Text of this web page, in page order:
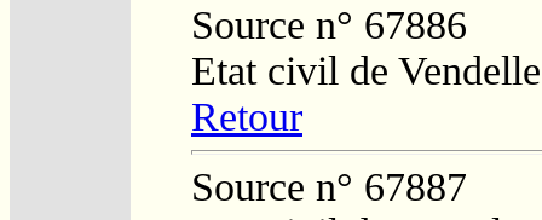
Source n° 67886
Etat civil de
Retour
Source n° 67887